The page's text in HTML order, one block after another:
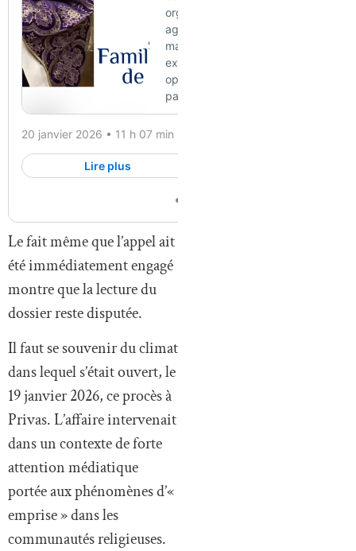
Le fait même que l’appel ait
été immédiatement engagé
montre que la lecture du
dossier reste disputée.
Il faut se souvenir du climat
dans lequel s’était ouvert, le
19 janvier 2026, ce procès à
Privas. L’affaire intervenait
dans un contexte de forte
attention médiatique
portée aux phénomènes d’«
emprise » dans les
communautés religieuses.